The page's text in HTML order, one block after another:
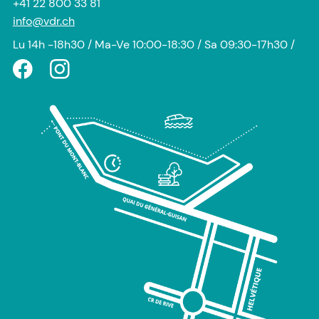
+41 22 800 33 81
info@vdr.ch
Lu 14h -18h30 / Ma-Ve 10:00-18:30 / Sa 09:30-17h30 /